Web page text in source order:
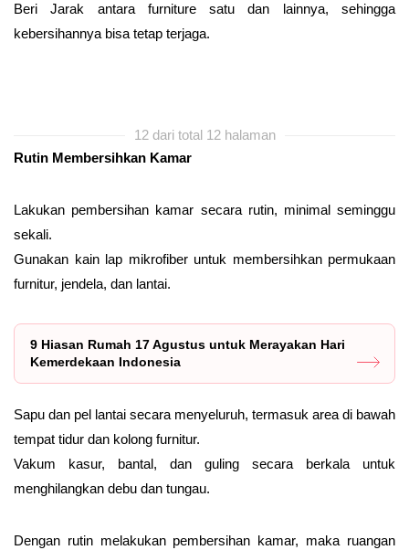
Beri Jarak antara furniture satu dan lainnya, sehingga
kebersihannya bisa tetap terjaga.
12 dari total 12 halaman
Rutin Membersihkan Kamar
Lakukan pembersihan kamar secara rutin, minimal seminggu
sekali.
Gunakan kain lap mikrofiber untuk membersihkan permukaan
furnitur, jendela, dan lantai.
9 Hiasan Rumah 17 Agustus untuk Merayakan Hari
Kemerdekaan Indonesia
Sapu dan pel lantai secara menyeluruh, termasuk area di bawah
tempat tidur dan kolong furnitur.
Vakum kasur, bantal, dan guling secara berkala untuk
menghilangkan debu dan tungau.
Dengan rutin melakukan pembersihan kamar, maka ruangan